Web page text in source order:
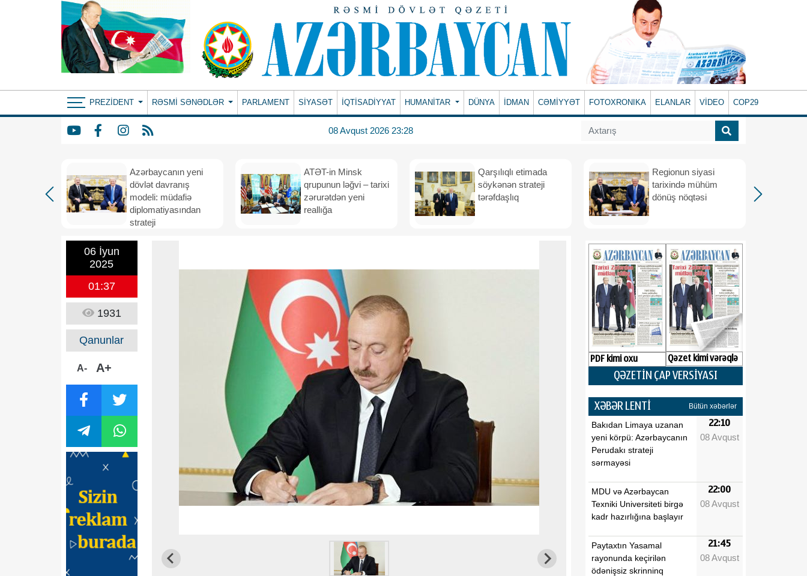
PREZIDENT RƏSMI SƏNƏDLƏR PARLAMENT SİYASƏT İQTİSADİYYAT HUMANITAR DÜNYA İDMAN CƏMİYYƏT FOTOXRONIKA ELANLAR VİDEO COP29
08 Avqust 2026 23:28
Azərbaycanın yeni
dövlət davranış
modeli: müdafiə
diplomatiyasından
strateji
ATƏT-in Minsk
qrupunun ləğvi – tarixi
zərurətdən yeni
reallığa
Qarşılıqlı etimada
söykənən strateji
tərəfdaşlıq
Regionun siyasi
tarixində mühüm
dönüş nöqtəsi
06 İyun
2025
01:37
1931
Qanunlar
A- A+
PDF kimi oxu Qəzet kimi vərəqlə
QƏZETİN ÇAP VERSİYASI
XƏBƏR LENTİ Bütün xəbərlər
Bakıdan Limaya uzanan
yeni körpü: Azərbaycanın
Perudakı strateji
sərmayəsi
22:10
08 Avqust
MDU və Azərbaycan
Texniki Universiteti birgə
kadr hazırlığına başlayır
22:00
08 Avqust
Paytaxtın Yasamal
rayonunda keçirilən
ödənişsiz skrinninq
21:45
08 Avqust